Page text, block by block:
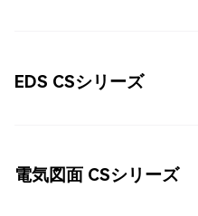
EDS CSシリーズ
電気図面 CSシリーズ